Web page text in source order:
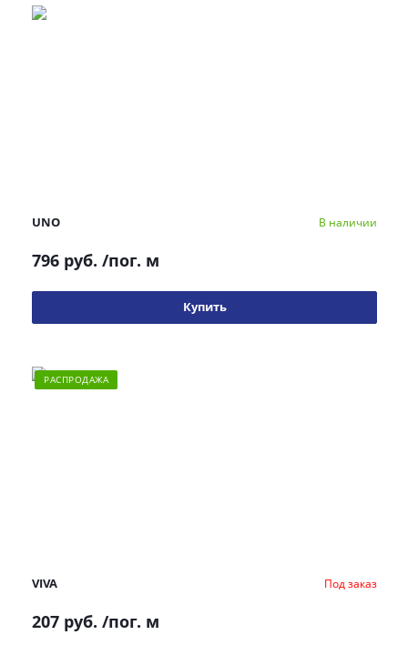
UNO В наличии
796 руб. /пог. м
Купить
РАСПРОДАЖА
VIVA Под заказ
207 руб. /пог. м